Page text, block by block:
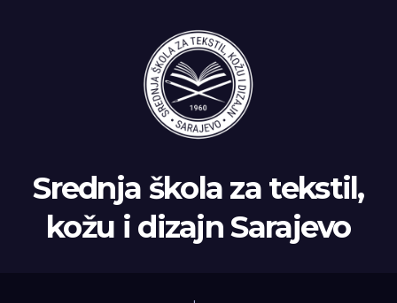
Srednja škola za tekstil,
kožu i dizajn Sarajevo